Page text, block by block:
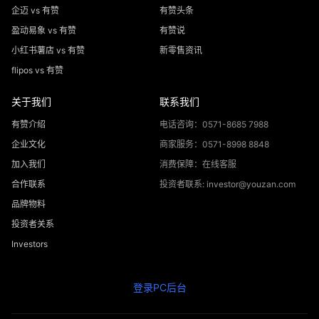
企迈 vs 有赞
盈动易象 vs 有赞
小红书薯店 vs 有赞
flipos vs 有赞
有赞头条
有赞说
新零售资讯
关于我们
有赞介绍
企业文化
加入我们
合作联系
品牌物料
投资者关系
Investors
联系我们
电话咨询：0571-8685 7988
商家服务：0571-8998 8848
消费保障：在线客服
投资者联系: investor@youzan.com
登录PC后台